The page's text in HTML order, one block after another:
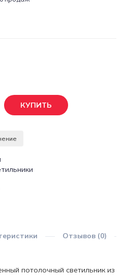
КУПИТЬ
Отзывов (0)
потолочный светильник из